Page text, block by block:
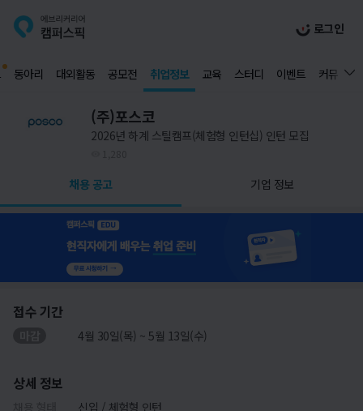
로그인
동아리 대외활동 공모전 취업정보 교육 스터디 이벤트 커뮤니티
(주)포스코
2026년 하계 스틸캠프(체험형 인턴십) 인턴 모집
채용 공고 기업 정보
접수 기간
4월 30일(목) ~ 5월 13일(수)
상세 정보
신입 / 체험형 인턴